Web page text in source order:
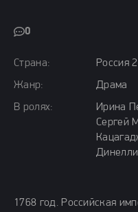
Страна:
Россия
Жанр:
Драма
В ролях:
Ирина
Сергей
0
1768 год. Российская